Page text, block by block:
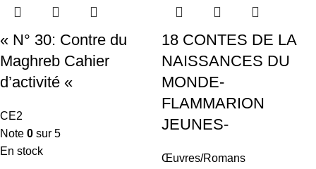
« N° 30: Contre du
Maghreb Cahier
d’activité «
CE2
Note 0 sur 5
En stock
18 CONTES DE LA
NAISSANCES DU
MONDE-
FLAMMARION
JEUNES-
Œuvres/Romans